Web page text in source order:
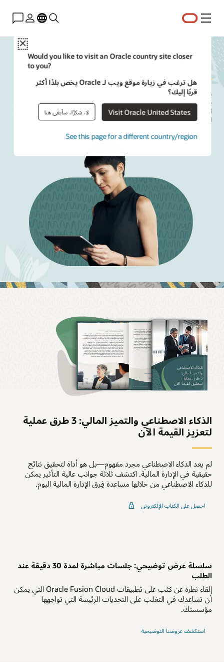
القائمة
Close
Would you like to visit an Oracle country site closer
to you?
هل ترغب في زيارة موقع ويب لـ Oracle يخص بلدًا أكثر
قربًا إليك؟
Visit Oracle United States لا، شكرًا، سأبقى هنا
See this page for a different country/region
استراتيجيات المديرين الماليين
ينبغي على المديرين الماليين
يمكنهم الاستفادة من الذكاء الاصطناعي والتحليلات واتخاذ القرارات القائمة على
الرؤى للمساعدة في تحسين الموارد وتخفيف المخاطر وتمكين المرونة على المدى
الطويل.
الذكاء الاصطناعي والتميز المالي: 3 طرق عملية
لتعزيز القيمة الآن
لم يعد الذكاء الاصطناعي مجرد مفهوم—بل هو أداة لتحقيق نتائج
حقيقية في الإدارة المالية. اكتشف ثلاثة جوانب عالية التأثير يمكن
للذكاء الاصطناعي من خلالها مساعدة فِرق الإدارة المالية اليوم.
احصل على الكتاب الإلكتروني
سلسلة عرض توضيحي: جلسات مباشرة لمدة 30 دقيقة عند
الطلب
إلقاء نظرة عن كثب على تطبيقات Oracle Fusion Cloud التي يمكن
أن تساعدك في التغلب على التحديات الرئيسة التي تواجهها
مؤسستك.
استكشف عروضنا التوضيحية